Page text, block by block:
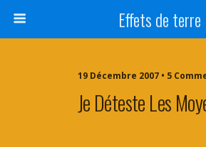
Effets de terre
19 Décembre 2007 • 5
Je Déteste Les